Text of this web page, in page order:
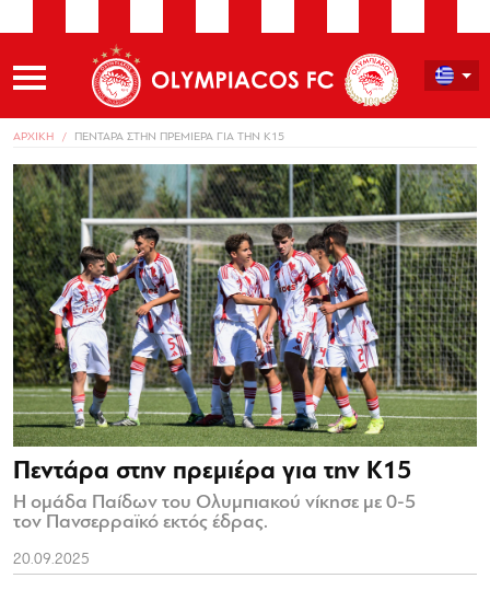
ΑΡΧΙΚΗ ΠΕΝΤΑΡΑ ΣΤΗΝ ΠΡΕΜΙΕΡΑ ΓΙΑ ΤΗΝ Κ15
Πεντάρα στην πρεμιέρα για την Κ15
Η ομάδα Παίδων του Ολυμπιακού νίκησε με 0-5
τον Πανσερραϊκό εκτός έδρας.
20.09.2025